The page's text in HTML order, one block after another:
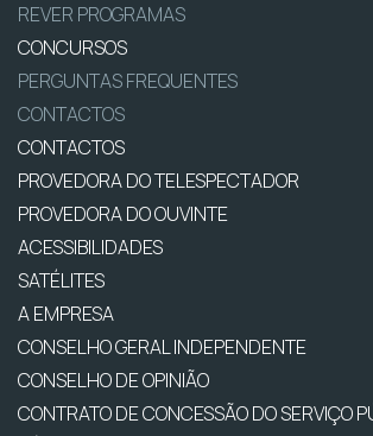
REVER PROGRAMAS
CONCURSOS
PERGUNTAS FREQUENTES
CONTACTOS
CONTACTOS
PROVEDORA DO TELESPECTADOR
PROVEDORA DO OUVINTE
ACESSIBILIDADES
SATÉLITES
A EMPRESA
CONSELHO GERAL INDEPENDENTE
CONSELHO DE OPINIÃO
CONTRATO DE CONCESSÃO DO SERVIÇO